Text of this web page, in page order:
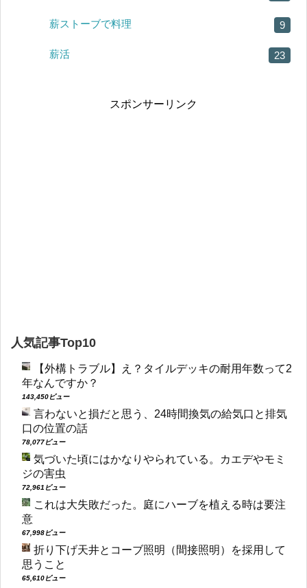
薪ストーブで料理 9
薪活 23
スポンサーリンク
人気記事Top10
【外構トラブル】え？タイルデッキの耐用年数って2
年なんですか？
143,450ビュー
言わないと損だと思う、24時間換気の給気口と排気
口の位置の話
78,077ビュー
気づいた頃にはかなりやられている。カエデやモミ
ジの害虫
72,961ビュー
これは大失敗だった。庭にハーブを植える時は要注
意
67,998ビュー
折り下げ天井とコーブ照明（間接照明）を採用して
思うこと
65,610ビュー